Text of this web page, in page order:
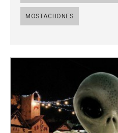
MOSTACHONES